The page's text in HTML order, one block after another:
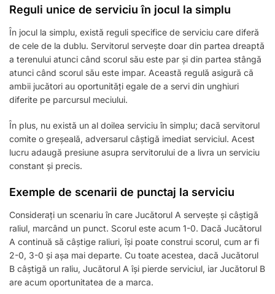
Reguli unice de serviciu în jocul la simplu
În jocul la simplu, există reguli specifice de serviciu care diferă
de cele de la dublu. Servitorul servește doar din partea dreaptă
a terenului atunci când scorul său este par și din partea stângă
atunci când scorul său este impar. Această regulă asigură că
ambii jucători au oportunități egale de a servi din unghiuri
diferite pe parcursul meciului.
În plus, nu există un al doilea serviciu în simplu; dacă servitorul
comite o greșeală, adversarul câștigă imediat serviciul. Acest
lucru adaugă presiune asupra servitorului de a livra un serviciu
constant și precis.
Exemple de scenarii de punctaj la serviciu
Considerați un scenariu în care Jucătorul A servește și câștigă
raliul, marcând un punct. Scorul este acum 1-0. Dacă Jucătorul
A continuă să câștige raliuri, își poate construi scorul, cum ar fi
2-0, 3-0 și așa mai departe. Cu toate acestea, dacă Jucătorul
B câștigă un raliu, Jucătorul A își pierde serviciul, iar Jucătorul B
are acum oportunitatea de a marca.